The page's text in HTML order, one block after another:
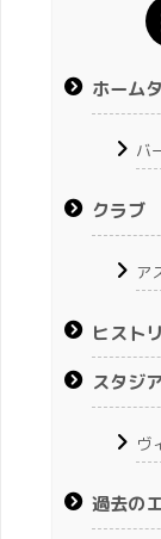
ホーム
バ
クラブ
ア
ヒスト
スタジ
ヴ
過去の